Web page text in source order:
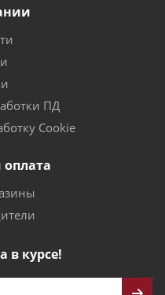
ПД
Cookie
оплата
в курсе!